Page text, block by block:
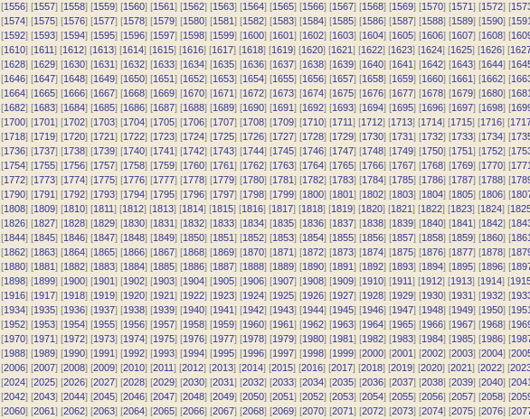
[1556] [1557] [1558] [1559] [1560] [1561] [1562] [1563] [1564] [1565] [1566] [1567] [1568] [1569] [1570] [1571] [1572] [
[1574] [1575] [1576] [1577] [1578] [1579] [1580] [1581] [1582] [1583] [1584] [1585] [1586] [1587] [1588] [1589] [1590] [1591
[1592] [1593] [1594] [1595] [1596] [1597] [1598] [1599] [1600] [1601] [1602] [1603] [1604] [1605] [1606] [1607] [1608] [
[1610] [1611] [1612] [1613] [1614] [1615] [1616] [1617] [1618] [1619] [1620] [1621] [1622] [1623] [1624] [1625] [1626] [
[1628] [1629] [1630] [1631] [1632] [1633] [1634] [1635] [1636] [1637] [1638] [1639] [1640] [1641] [1642] [1643] [1644] [
[1646] [1647] [1648] [1649] [1650] [1651] [1652] [1653] [1654] [1655] [1656] [1657] [1658] [1659] [1660] [1661] [1662] [
[1664] [1665] [1666] [1667] [1668] [1669] [1670] [1671] [1672] [1673] [1674] [1675] [1676] [1677] [1678] [1679] [1680] [1681
[1682] [1683] [1684] [1685] [1686] [1687] [1688] [1689] [1690] [1691] [1692] [1693] [1694] [1695] [1696] [1697] [1698] [
[1700] [1701] [1702] [1703] [1704] [1705] [1706] [1707] [1708] [1709] [1710] [1711] [1712] [1713] [1714] [1715] [1716] [
[1718] [1719] [1720] [1721] [1722] [1723] [1724] [1725] [1726] [1727] [1728] [1729] [1730] [1731] [1732] [1733] [1734] [
[1736] [1737] [1738] [1739] [1740] [1741] [1742] [1743] [1744] [1745] [1746] [1747] [1748] [1749] [1750] [1751] [1752] [
[1754] [1755] [1756] [1757] [1758] [1759] [1760] [1761] [1762] [1763] [1764] [1765] [1766] [1767] [1768] [1769] [1770] [1771
[1772] [1773] [1774] [1775] [1776] [1777] [1778] [1779] [1780] [1781] [1782] [1783] [1784] [1785] [1786] [1787] [1788] [
[1790] [1791] [1792] [1793] [1794] [1795] [1796] [1797] [1798] [1799] [1800] [1801] [1802] [1803] [1804] [1805] [1806] [
[1808] [1809] [1810] [1811] [1812] [1813] [1814] [1815] [1816] [1817] [1818] [1819] [1820] [1821] [1822] [1823] [1824] [
[1826] [1827] [1828] [1829] [1830] [1831] [1832] [1833] [1834] [1835] [1836] [1837] [1838] [1839] [1840] [1841] [1842] [
[1844] [1845] [1846] [1847] [1848] [1849] [1850] [1851] [1852] [1853] [1854] [1855] [1856] [1857] [1858] [1859] [1860] [1861
[1862] [1863] [1864] [1865] [1866] [1867] [1868] [1869] [1870] [1871] [1872] [1873] [1874] [1875] [1876] [1877] [1878] [
[1880] [1881] [1882] [1883] [1884] [1885] [1886] [1887] [1888] [1889] [1890] [1891] [1892] [1893] [1894] [1895] [1896] [
[1898] [1899] [1900] [1901] [1902] [1903] [1904] [1905] [1906] [1907] [1908] [1909] [1910] [1911] [1912] [1913] [1914] [
[1916] [1917] [1918] [1919] [1920] [1921] [1922] [1923] [1924] [1925] [1926] [1927] [1928] [1929] [1930] [1931] [1932] [
[1934] [1935] [1936] [1937] [1938] [1939] [1940] [1941] [1942] [1943] [1944] [1945] [1946] [1947] [1948] [1949] [1950] [1951
[1952] [1953] [1954] [1955] [1956] [1957] [1958] [1959] [1960] [1961] [1962] [1963] [1964] [1965] [1966] [1967] [1968] [
[1970] [1971] [1972] [1973] [1974] [1975] [1976] [1977] [1978] [1979] [1980] [1981] [1982] [1983] [1984] [1985] [1986] [
[1988] [1989] [1990] [1991] [1992] [1993] [1994] [1995] [1996] [1997] [1998] [1999] [2000] [2001] [2002] [2003] [2004] [
[2006] [2007] [2008] [2009] [2010] [2011] [2012] [2013] [2014] [2015] [2016] [2017] [2018] [2019] [2020] [2021] [2022] [
[2024] [2025] [2026] [2027] [2028] [2029] [2030] [2031] [2032] [2033] [2034] [2035] [2036] [2037] [2038] [2039] [2040] [2041
[2042] [2043] [2044] [2045] [2046] [2047] [2048] [2049] [2050] [2051] [2052] [2053] [2054] [2055] [2056] [2057] [2058] [
[2060] [2061] [2062] [2063] [2064] [2065] [2066] [2067] [2068] [2069] [2070] [2071] [2072] [2073] [2074] [2075] [2076] [